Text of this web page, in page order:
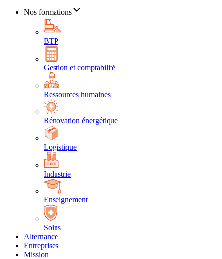
Nos formations
BTP
Gestion et comptabilité
Ressources humaines
Rénovation énergétique
Logistique
Industrie
Enseignement
Soins
Alternance
Entreprises
Mission